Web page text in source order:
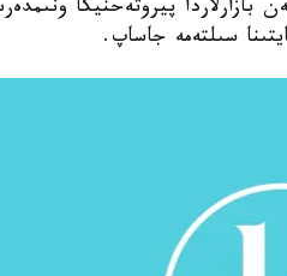
پيروتەحنيكا
سىلتەمە جاساپ.